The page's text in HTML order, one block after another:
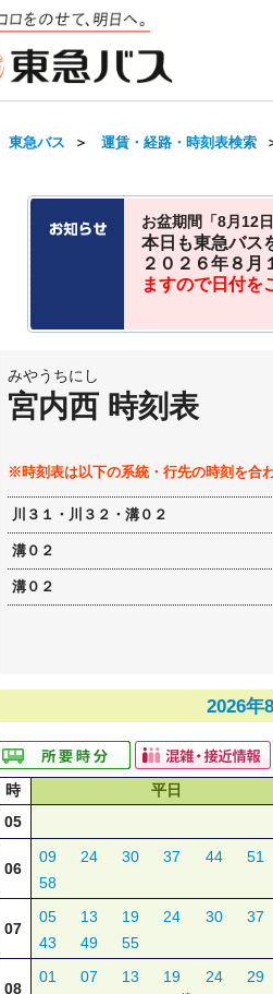
東急バス ＞ 運賃・経路・時刻表検索
お盆期間「8月12
本日も東急バス
２０２６年８月
ますので日付を
みやうちにし
宮内西 時刻表
※時刻表は以下の系統・行先の時刻を合
川３１・川３２・溝０２
溝０２
溝０２
2026年
時 平日
05
06
09 24 30 37 44
51
58
07
05 13 19 24 30
37
43
49 55
08
01 07 13 19 24
29